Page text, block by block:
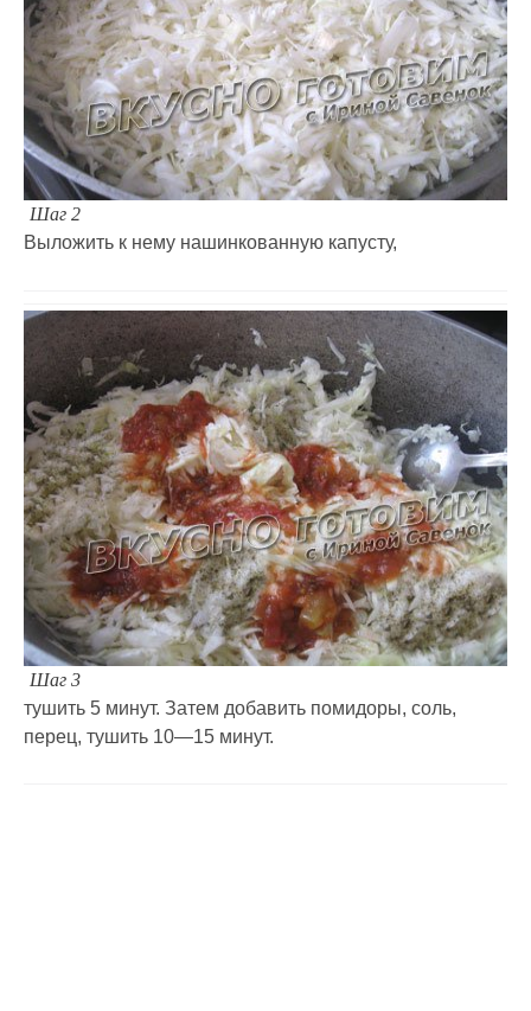
Шаг 2
Выложить к нему нашинкованную капусту,
Шаг 3
тушить 5 минут. Затем добавить помидоры, соль,
перец, тушить 10—15 минут.